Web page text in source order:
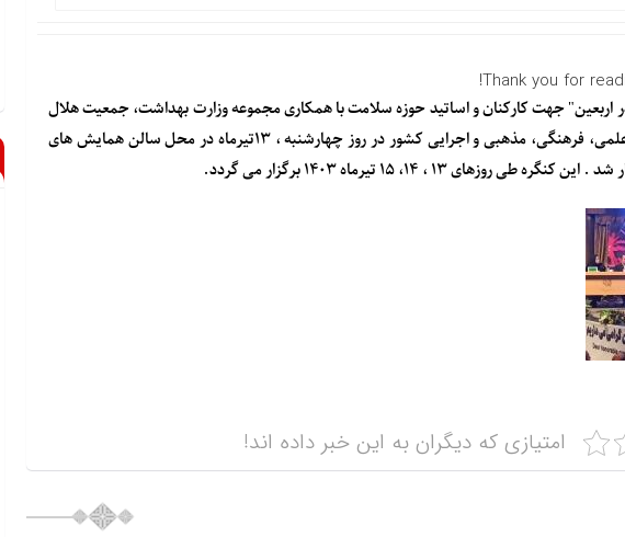
Thank you for
اربعین" جهت کارکنان و اساتید حوزه سلامت با همکاری مجموعه وزارت بهداشت، جمعیت هلال
احمر، دانشگاههای علوم پزشکی و کلیه مجامع علمی، فرهنگی، مذهبی و اجرایی کشور در روز چهارشنبه ، ۱۳تیرماه در محل سالن همایش های
۱۳ ، ۱۴، ۱۵ تیرماه ۱۴۰۳ برگزار می گردد.
امتیازی که دیگران به این خبر داده اند!